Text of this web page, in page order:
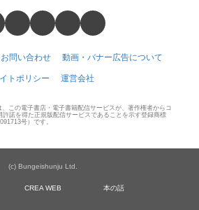
お問い合わせ 動画・バナー広告について
トポリシー 運営会社
、この電子書店・電子書籍配信サービスが、著作権者からコ
許諾を得た正規版配信サービスであることを示す登録商標
号）です。
(c) Bungeishunju Ltd.
CREA WEB 本の話